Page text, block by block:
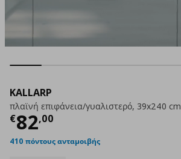
KALLARP
πλαϊνή επιφάνεια/γυαλιστερό, 39x240 cm
€82,00
Τρέχουσα τιμή
410 πόντους ανταμοιβής